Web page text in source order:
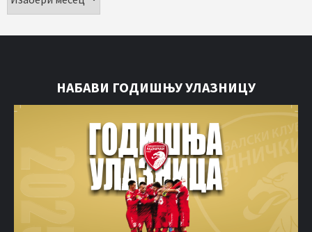
НАБАВИ ГОДИШЊУ УЛАЗНИЦУ